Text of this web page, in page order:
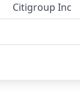
Citigroup Inc